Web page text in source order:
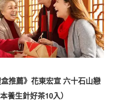
推薦》花東宏宣 六十石山戀
養生針好茶10入）